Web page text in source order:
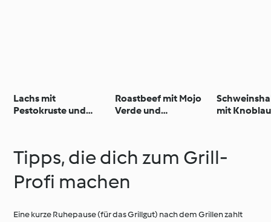
Lachs mit
Pestokruste und
Roastbeef mit Mojo
Verde und
mit
Tipps, die dich zum Grill-
Profi machen
Eine kurze Ruhepause (für das Grillgut) nach dem Grillen zahlt